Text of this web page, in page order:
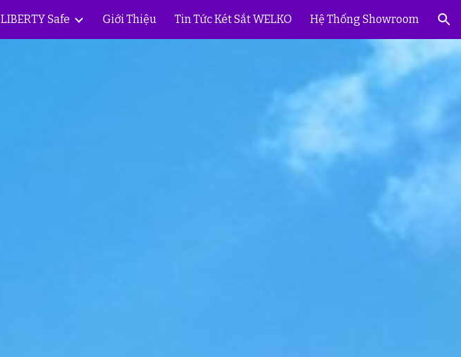
Skip to navigation
LIBERTY Safe Giới Thiệu Tin Tức Két Sắt WELKO Hệ Thống Showroom